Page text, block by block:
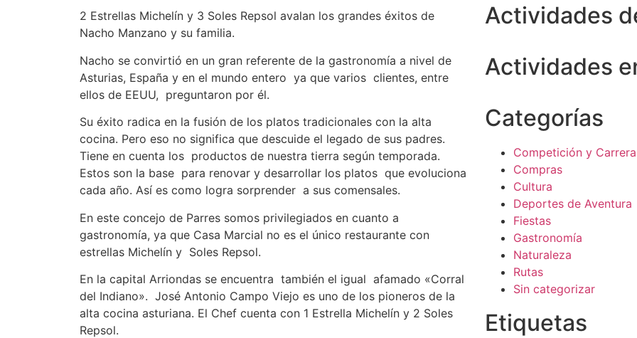
2 Estrellas Michelín y 3 Soles Repsol avalan los grandes éxitos de
Nacho Manzano y su familia.
Nacho se convirtió en un gran referente de la gastronomía a nivel de
Asturias, España y en el mundo entero ya que varios clientes, entre
ellos de EEUU, preguntaron por él.
Su éxito radica en la fusión de los platos tradicionales con la alta
cocina. Pero eso no significa que descuide el legado de sus padres.
Tiene en cuenta los productos de nuestra tierra según temporada.
Estos son la base para renovar y desarrollar los platos que evoluciona
cada año. Así es como logra sorprender a sus comensales.
En este concejo de Parres somos privilegiados en cuanto a
gastronomía, ya que Casa Marcial no es el único restaurante con
estrellas Michelín y Soles Repsol.
En la capital Arriondas se encuentra también el igual afamado «Corral
del Indiano». José Antonio Campo Viejo es uno de los pioneros de la
alta cocina asturiana. El Chef cuenta con 1 Estrella Michelín y 2 Soles
Repsol.
Actividades
Actividades
Categorías
Competición y
Compras
Cultura
Deportes de Aventura
Fiestas
Gastronomía
Naturaleza
Rutas
Sin categorizar
Etiquetas